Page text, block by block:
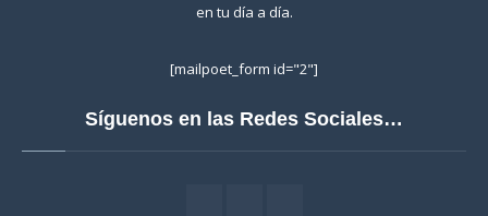
en tu día a día.
[mailpoet_form id="2"]
Síguenos en las Redes Sociales…